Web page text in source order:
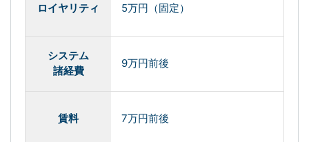
ロイヤリティ 5万円（固定）
システム
諸経費
9万円前後
賃料 7万円前後